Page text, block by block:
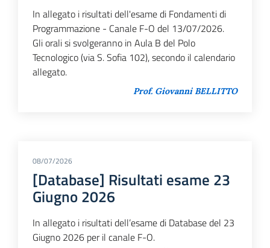
In allegato i risultati dell'esame di Fondamenti di
Programmazione - Canale F-O del 13/07/2026.
Gli orali si svolgeranno in Aula B del Polo
Tecnologico (via S. Sofia 102), secondo il calendario
allegato.
Prof. Giovanni BELLITTO
08/07/2026
[Database] Risultati esame 23
Giugno 2026
In allegato i risultati dell’esame di Database del 23
Giugno 2026 per il canale F-O.